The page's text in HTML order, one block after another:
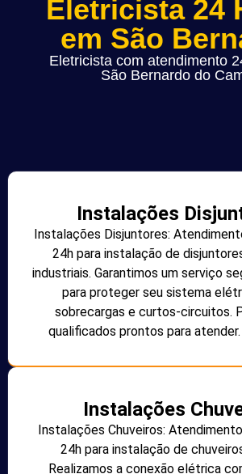
Eletricista 24
em São
Eletricista com atendimento
São Bernardo do
Instalações
Instalações Disjuntores:
24h para instalação de
industriais. Garantimos um serviço
para proteger seu sistema
sobrecargas e curtos-circuitos.
qualificados prontos para
Instalações
Instalações Chuveiros:
24h para instalação de
Realizamos a conexão elétrica